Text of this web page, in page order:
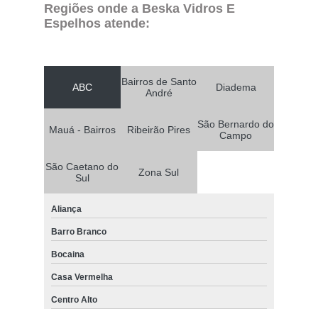
Regiões onde a Beska Vidros E
Espelhos atende:
ABC
Bairros de Santo
André
Diadema
Mauá - Bairros Ribeirão Pires
São Bernardo do
Campo
São Caetano do
Sul
Zona Sul
Aliança
Barro Branco
Bocaina
Casa Vermelha
Centro Alto